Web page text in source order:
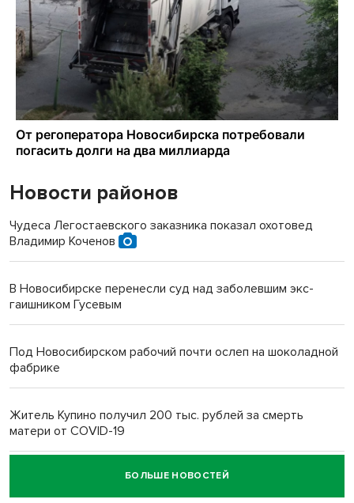
Новости районов
Чудеса Легостаевского заказника показал охотовед
Владимир Коченов
В Новосибирске перенесли суд над заболевшим экс-
гаишником Гусевым
Под Новосибирском рабочий почти ослеп на шоколадной
фабрике
Житель Купино получил 200 тыс. рублей за смерть
матери от COVID-19
Новосибирский суд наказал водителя за смерть
пенсионерки на вокзале
БОЛЬШЕ НОВОСТЕЙ